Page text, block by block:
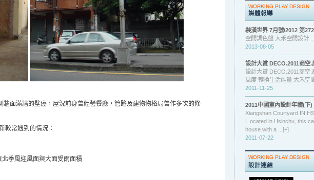
面滿牆的壁癌，屋況前身曾經營餐廳，管路及建物物格局曾作多次的修
較常遇到的情況：
季風迎風面與大面受雨面積
裝潢世界 7月號/2012 第
空間調色盤 大禾空間設計
2013-08-05
設計大賞 DECO.2011商空.
設計大賞 DECO.2011商空.
風度 轉換生活能量 大禾空
2011-11-25
2011中國室內設計年鑒(下)
Xiangshan Courtyard IN
L ocated in Hsinchu, this
house with a ...[+]
2011-07-22